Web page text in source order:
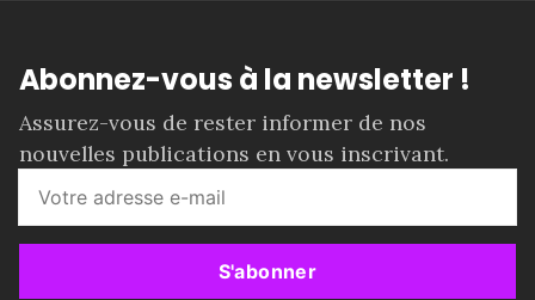
Abonnez-vous à la newsletter !
Assurez-vous de rester informer de nos
nouvelles publications en vous inscrivant.
S'abonner